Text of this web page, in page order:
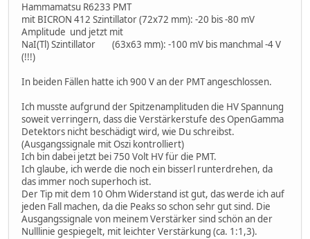
Hammamatsu R6233 PMT
mit BICRON 412 Szintillator (72x72 mm): -20 bis -80 mV
Amplitude und jetzt mit
NaI(Tl) Szintillator (63x63 mm): -100 mV bis manchmal -4 V
(!!!)
In beiden Fällen hatte ich 900 V an der PMT angeschlossen.
Ich musste aufgrund der Spitzenamplituden die HV Spannung
soweit verringern, dass die Verstärkerstufe des OpenGamma
Detektors nicht beschädigt wird, wie Du schreibst.
(Ausgangssignale mit Oszi kontrolliert)
Ich bin dabei jetzt bei 750 Volt HV für die PMT.
Ich glaube, ich werde die noch ein bisserl runterdrehen, da
das immer noch superhoch ist.
Der Tip mit dem 10 Ohm Widerstand ist gut, das werde ich auf
jeden Fall machen, da die Peaks so schon sehr gut sind. Die
Ausgangssignale von meinem Verstärker sind schön an der
Nulllinie gespiegelt, mit leichter Verstärkung (ca. 1:1,3).